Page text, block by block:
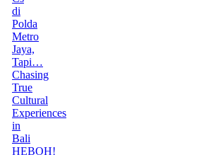
di
Polda
Metro
Jaya,
Tapi…
Chasing
True
Cultural
Experiences
in
Bali
HEBOH!